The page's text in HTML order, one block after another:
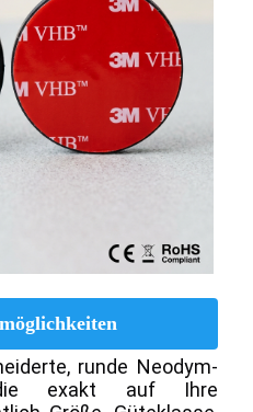
runde Neodym-
die exakt auf Ihre